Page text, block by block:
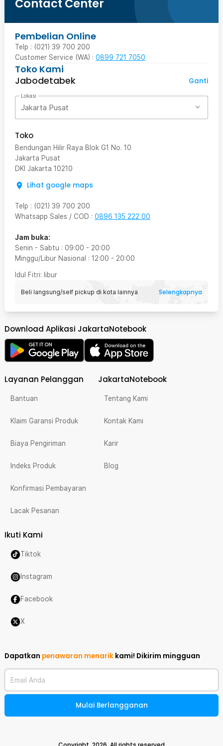
Contact Center
Pembelian Online
Telp : (021) 39 700 200
Customer Service (WA) : 0899 721 7050
Toko Kami
Jabodetabek
Ganti
Lokasi
Jakarta Pusat
Toko
Bendungan Hilir Raya Blok G1 No. 10
Jakarta Pusat
DKI Jakarta 10210
Lihat google maps
Telp : (021) 39 700 200
Whatsapp Sales / COD : 0896 135 222 00
Jam buka:
Senin - Sabtu : 09:00 - 20:00
Minggu/Libur Nasional : 12:00 - 20:00
Idul Fitri: libur
Beli langsung/self pickup di kota lainnya Selengkapnya
Download Aplikasi JakartaNotebook
Layanan Pelanggan
Bantuan
Klaim Garansi Produk
Biaya Pengiriman
Indeks Produk
Konfirmasi Pembayaran
Lacak Pesanan
JakartaNotebook
Tentang Kami
Kontak Kami
Karir
Blog
Ikuti Kami
Tiktok
Instagram
Facebook
X
Dapatkan penawaran menarik kami! Dikirim mingguan
Email Anda
Mulai Berlangganan